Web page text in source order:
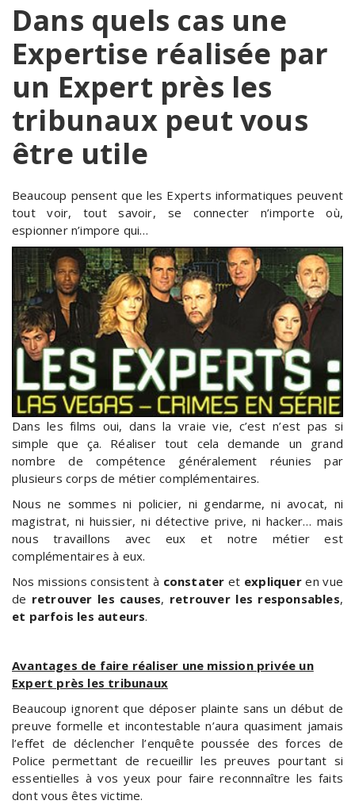
Dans quels cas une
Expertise réalisée par
un Expert près les
tribunaux peut vous
être utile
Beaucoup pensent que les Experts informatiques peuvent
tout voir, tout savoir, se connecter n’importe où,
espionner n’impore qui…
Dans les films oui, dans la vraie vie, c’est n’est pas si
simple que ça. Réaliser tout cela demande un grand
nombre de compétence généralement réunies par
plusieurs corps de métier complémentaires.
Nous ne sommes ni policier, ni gendarme, ni avocat, ni
magistrat, ni huissier, ni détective prive, ni hacker… mais
nous travaillons avec eux et notre métier est
complémentaires à eux.
Nos missions consistent à constater et expliqueren vue
de retrouver les causes, retrouver les responsables,
et parfois les auteurs.
Avantages de faire réaliser une mission privée un
Expert près les tribunaux
Beaucoup ignorent que déposer plainte sans un début de
preuve formelle et incontestable n’aura quasiment jamais
l’effet de déclencher l’enquête poussée des forces de
Police permettant de recueillir les preuves pourtant si
essentielles à vos yeux pour faire reconnnaître les faits
dont vous êtes victime.